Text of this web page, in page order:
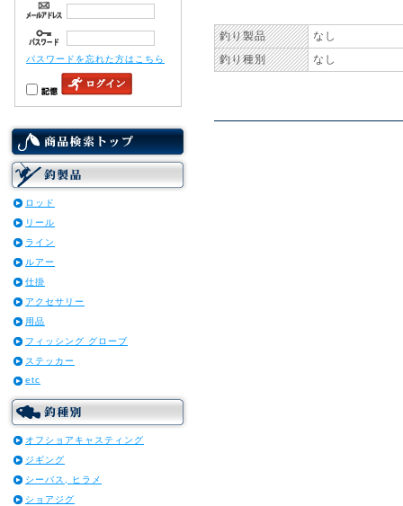
パスワードを忘れた方はこちら
ロッド
リール
ライン
ルアー
仕掛
アクセサリー
用品
フィッシング グローブ
ステッカー
etc
オフショアキャスティング
ジギング
シーバス, ヒラメ
ショアジグ
釣り製品
なし
釣り種別
なし